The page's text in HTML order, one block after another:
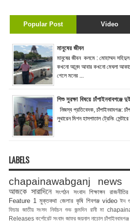
Popular Post Video
মানুষের জীবন
মানুষের জীবন কলমে : মোহাম্মদ
কখনো আনন্দ আবার কখনো মেঘলা
গেলে মনের ...
শিশু সুরক্ষা বিষয়ে চাঁপাইনবাবগঞ্জে
নিজস্ব প্রতিবেদক, চাঁপাইনবাবগঞ্জ:
লুথারেন মিশন হাসপাতাল ট্রেনিং
LABELS
chapainawabganj news
আজকে সারাদিনে সংগঠন সংবাদ শিক্ষাঙ্গন
Feature 1 মুক্তকথা জেলার কৃষি শিবগঞ্জ video ঈদ
ফিচার জাতীয় সংসদ নির্বাচন শুভ জন্মদিন রানী মা
Releases কর্পোরেট সংবাদ জাফর জয়নাল নাচোল চাঁপাইনবাবগঞ্জ